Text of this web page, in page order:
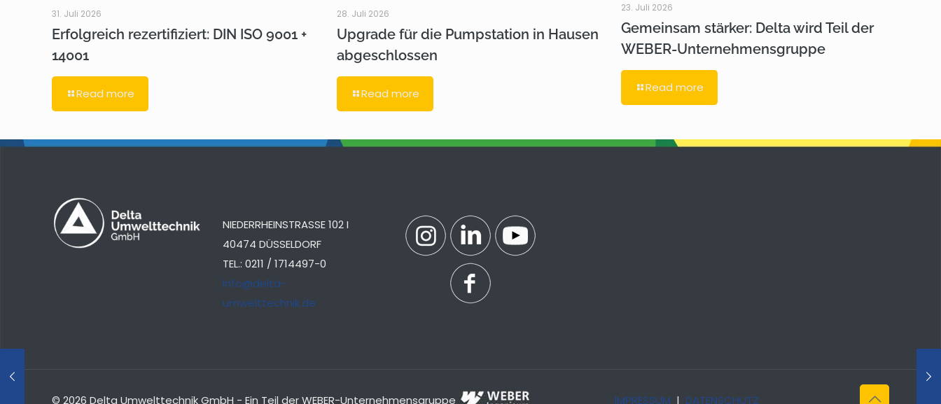
31. Juli 2026
Erfolgreich rezertifiziert: DIN ISO 9001 +
14001
Read more
28. Juli 2026
Upgrade für die Pumpstation in Hausen
abgeschlossen
Read more
23. Juli 2026
Gemeinsam stärker: Delta wird Teil der
WEBER-Unternehmensgruppe
Read more
NIEDERRHEINSTRASSE 102 I
40474 DÜSSELDORF
TEL.: 0211 / 1714497-0
info@delta-
umwelttechnik.de
© 2026 Delta Umwelttechnik GmbH - Ein Teil der WEBER-Unternehmensgruppe IMPRESSUM | DATENSCHUTZ